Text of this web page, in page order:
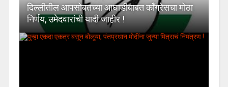
दिल्लीतील आपसोबतच्या आघाडीबाबत काँग्रेसचा मोठा
निर्णय, उमेदवारांची यादी जाहीर !